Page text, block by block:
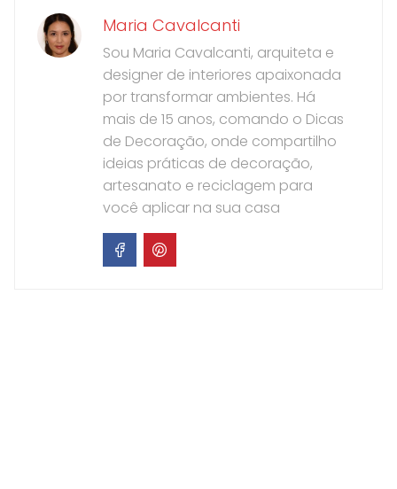
Maria Cavalcanti
Sou Maria Cavalcanti, arquiteta e
designer de interiores apaixonada
por transformar ambientes. Há
mais de 15 anos, comando o Dicas
de Decoração, onde compartilho
ideias práticas de decoração,
artesanato e reciclagem para
você aplicar na sua casa